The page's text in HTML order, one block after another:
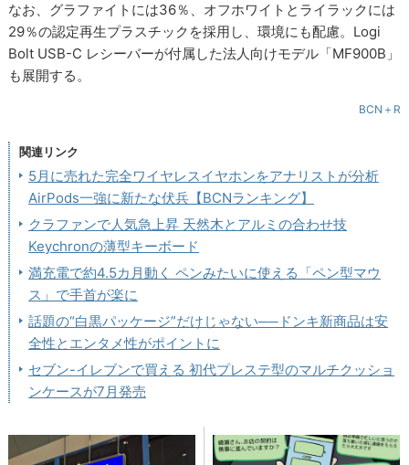
なお、グラファイトには36％、オフホワイトとライラックには
29％の認定再生プラスチックを採用し、環境にも配慮。Logi
Bolt USB-C レシーバーが付属した法人向けモデル「MF900B」
も展開する。
BCN＋R
関連リンク
5月に売れた完全ワイヤレスイヤホンをアナリストが分析
AirPods一強に新たな伏兵【BCNランキング】
クラファンで人気急上昇 天然木とアルミの合わせ技
Keychronの薄型キーボード
満充電で約4.5カ月動く ペンみたいに使える「ペン型マウ
ス」で手首が楽に
話題の“白黒パッケージ”だけじゃない──ドンキ新商品は安
全性とエンタメ性がポイントに
セブン-イレブンで買える 初代プレステ型のマルチクッショ
ンケースが7月発売